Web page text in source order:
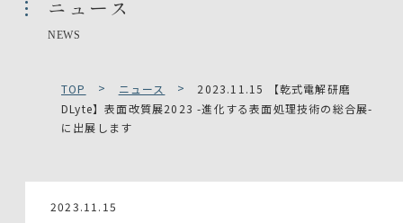
ニュース
NEWS
TOP ニュース
2023.11.15 【乾式電解研磨
DLyte】表面改質展2023 -進化する表面処理技術の総合展-
に出展します
2023.11.15